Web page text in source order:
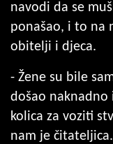
navodi da se
ponašao, i to na
obitelji i djeca.
- Žene su bile
došao naknadno
kolica za voziti
nam je čitateljica.